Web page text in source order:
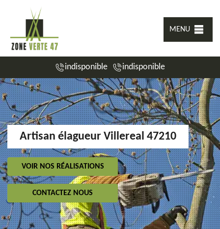
MENU
indisponible indisponible
Artisan élagueur Villereal 47210
VOIR NOS RÉALISATIONS
CONTACTEZ NOUS